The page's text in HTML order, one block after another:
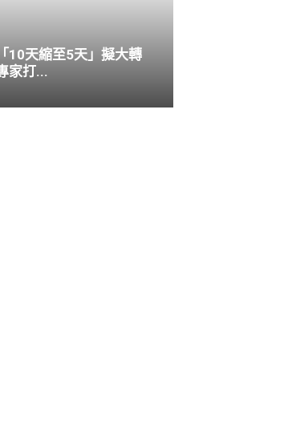
10天縮至5天」擬大轉
家打...